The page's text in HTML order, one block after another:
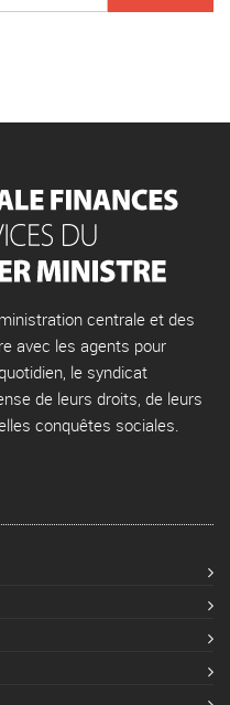
centrale et des
avec les agents pour
le syndicat
de leurs droits, de leurs
conquêtes sociales.